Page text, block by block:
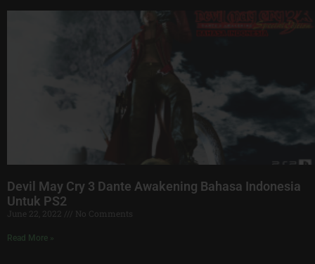
Devil May Cry 3 Dante Awakening Bahasa Indonesia
Untuk PS2
June 22, 2022 No Comments
Read More »